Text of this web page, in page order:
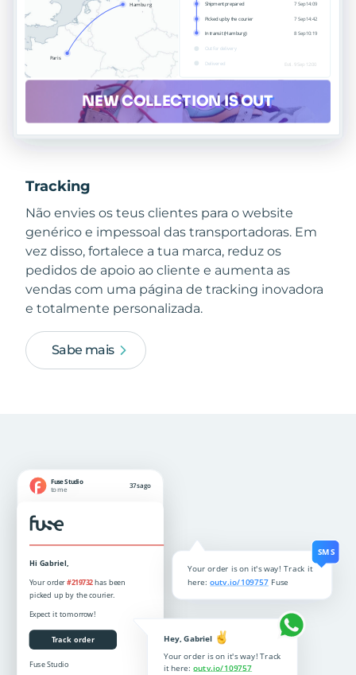
Tracking
Não envies os teus clientes para o website
genérico e impessoal das transportadoras. Em
vez disso, fortalece a tua marca, reduz os
pedidos de apoio ao cliente e aumenta as
vendas com uma página de tracking inovadora
e totalmente personalizada.
Sabe mais